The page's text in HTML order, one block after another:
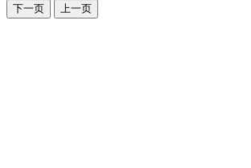
下一页 上一页